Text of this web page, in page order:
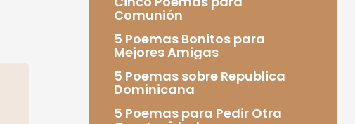
Comunión
5 Poemas Bonitos para
Mejores Amigas
5 Poemas sobre Republica
Dominicana
5 Poemas para Pedir Otra